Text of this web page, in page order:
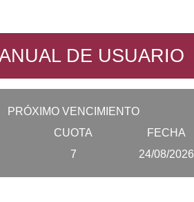
DE USUARIO
PRÓXIMO VENCIMIENTO
CUOTA
FECHA
7 24/08/2026